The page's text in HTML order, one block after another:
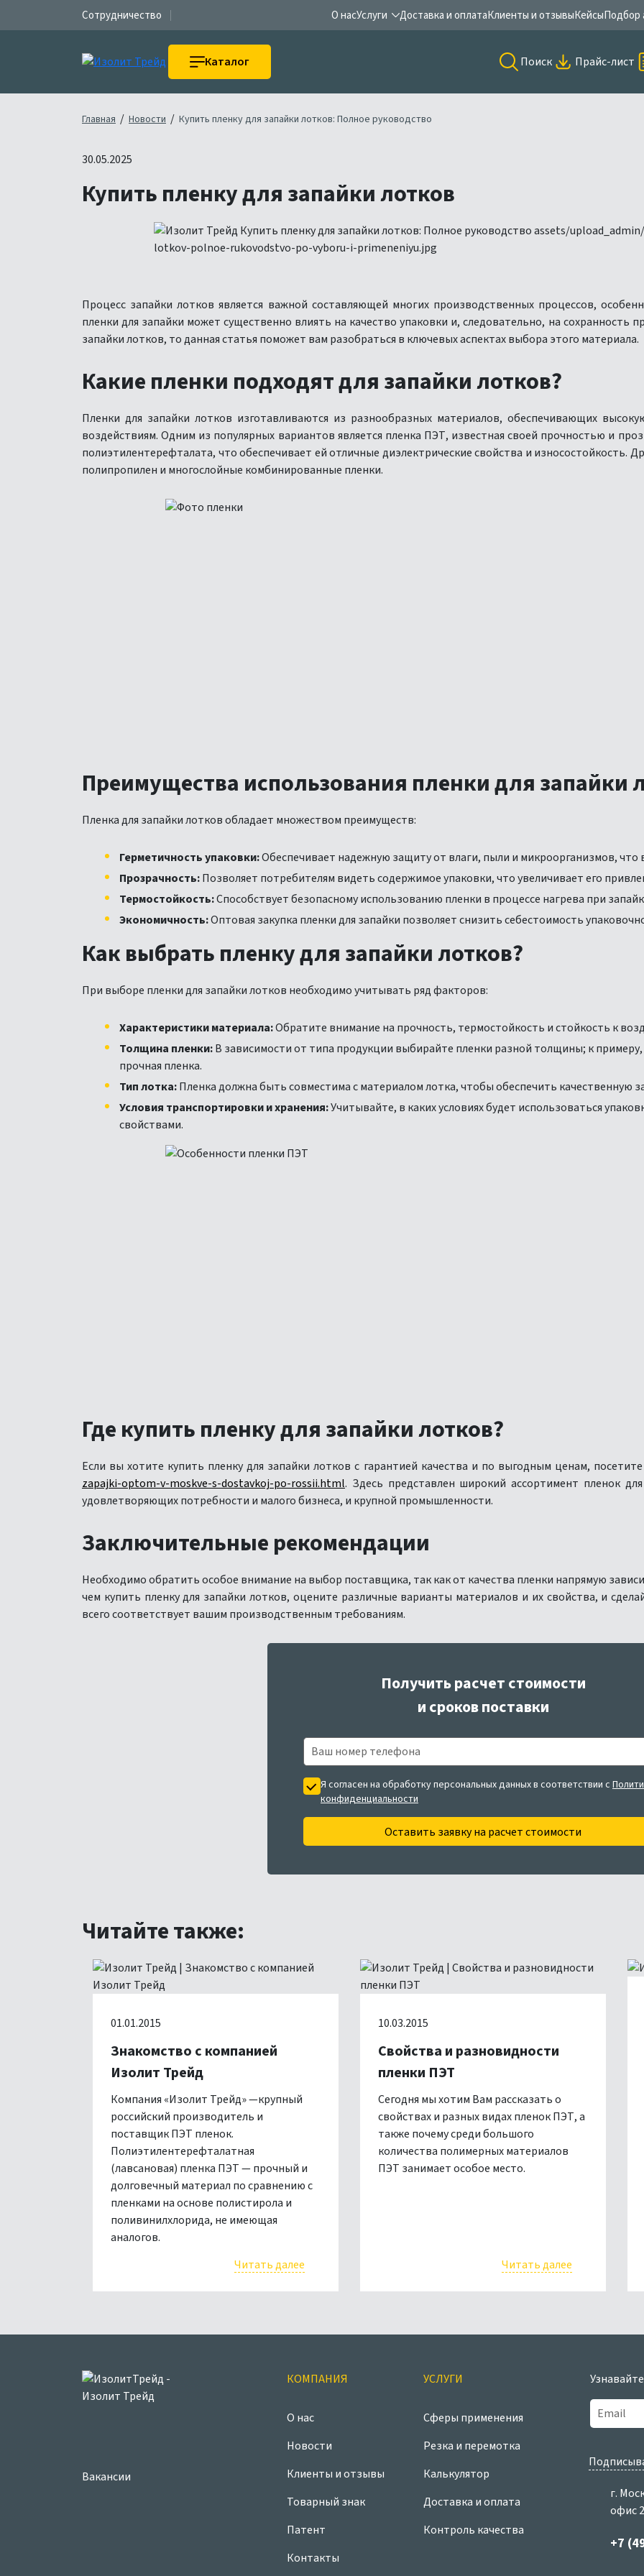
Сотрудничество О насУслуги Доставка и оплатаКлиенты и отзывыКейсыПодбор
Каталог Поиск Прайс-лист
Главная / Новости / Купить пленку для запайки лотков: Полное руководство
30.05.2025
Купить пленку для запайки лотков
Процесс запайки лотков является важной составляющей многих производственных процессов,
пленки для запайки может существенно влиять на качество упаковки и, следовательно, на сохранность
запайки лотков, то данная статья поможет вам разобраться в ключевых аспектах выбора этого материала.
Какие пленки подходят для запайки лотков?
Пленки для запайки лотков изготавливаются из разнообразных материалов, обеспечивающих
воздействиям. Одним из популярных вариантов является пленка ПЭТ, известная своей прочностью и
полиэтилентерефталата, что обеспечивает ей отличные диэлектрические свойства и износостойкость.
полипропилен и многослойные комбинированные пленки.
Преимущества использования пленки для запайки
Пленка для запайки лотков обладает множеством преимуществ:
Герметичность упаковки:Обеспечивает надежную защиту от влаги, пыли и микроорганизмов, что
Прозрачность:Позволяет потребителям видеть содержимое упаковки, что увеличивает его
Термостойкость:Способствует безопасному использованию пленки в процессе нагрева при
Экономичность:Оптовая закупка пленки для запайки позволяет снизить себестоимость
Как выбрать пленку для запайки лотков?
При выборе пленки для запайки лотков необходимо учитывать ряд факторов:
Характеристики материала:Обратите внимание на прочность, термостойкость и стойкость к
Толщина пленки:В зависимости от типа продукции выбирайте пленки разной толщины; к
прочная пленка.
Тип лотка:Пленка должна быть совместима с материалом лотка, чтобы обеспечить качественную
Условия транспортировки и хранения:Учитывайте, в каких условиях будет использоваться
свойствами.
Где купить пленку для запайки лотков?
Если вы хотите купить пленку для запайки лотков с гарантией качества и по выгодным ценам,
zapajki-optom-v-moskve-s-dostavkoj-po-rossii.html. Здесь представлен широкий ассортимент пленок
удовлетворяющих потребности и малого бизнеса, и крупной промышленности.
Заключительные рекомендации
Необходимо обратить особое внимание на выбор поставщика, так как от качества пленки напрямую
чем купить пленку для запайки лотков, оцените различные варианты материалов и их свойства, и
всего соответствует вашим производственным требованиям.
Получить расчет стоимости
и сроков поставки
Я согласен на обработку персональных данных в соответствии с
конфиденциальности
Оставить заявкуна расчет стоимости
Читайте также:
01.01.2015
Знакомство с компанией
Изолит Трейд
Компания «Изолит Трейд» —крупный
российский производитель и
поставщик ПЭТ пленок.
Полиэтилентерефталатная
(лавсановая) пленка ПЭТ — прочный и
долговечный материал по сравнению с
пленками на основе полистирола и
поливинилхлорида, не имеющая
аналогов.
Читать далее
10.03.2015
Свойства и разновидности
пленки ПЭТ
Сегодня мы хотим Вам рассказать о
свойствах и разных видах пленок ПЭТ, а
также почему среди большого
количества полимерных материалов
ПЭТ занимает особое место.
Читать далее
Вакансии
КОМПАНИЯ
О нас
Новости
Клиенты и отзывы
Товарный знак
Патент
Контакты
УСЛУГИ
Сферы применения
Резка и перемотка
Калькулятор
Доставка и оплата
Контроль качества
г.
офис
+7